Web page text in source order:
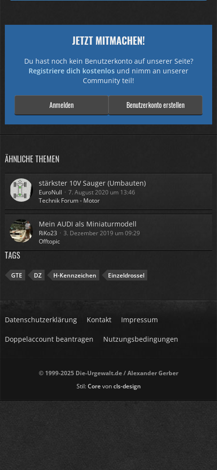
JETZT MITMACHEN!
Du hast noch kein Benutzerkonto auf unserer Seite?
Registriere dich kostenlos und nimm an unserer
Community teil!
Benutzerkonto erstellen
Anmelden
ÄHNLICHE THEMEN
stärkster 10V Sauger (Umbauten)
EuroNull
7. August 2020 um 13:46
Technik Forum - Motor
Mein AUDI als Miniaturmodell
RiKo23
3. Dezember 2019 um 09:29
Offtopic
TAGS
GTE DZ H-Kennzeichen Einzeldrossel
Datenschutzerklärung Kontakt Impressum
Doppelaccount beantragen Nutzungsbedingungen
© 1999-2025 Die-Urgewalt.de / Alexander Gerber
Stil:Corevoncls-design